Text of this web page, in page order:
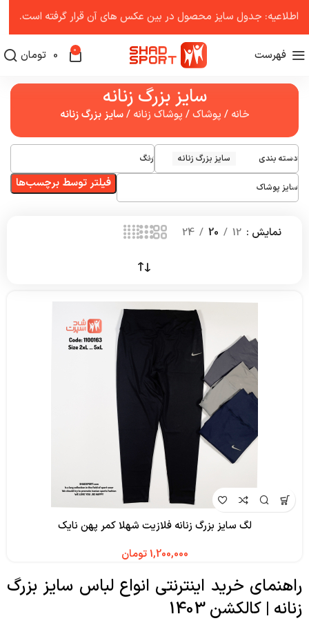
فهرست 0
0 تومان
سایز بزرگ زنانه
خانه / پوشاک/ پوشاک زنانه /سایز بزرگ زنانه
دسته بندی سایز بزرگ زنانه رنگ
سایز پوشاک فیلتر توسط برچسب‌ها
نمایش 12
20
24
لگ سایز بزرگ زنانه فلازیت شهلا کمر پهن نایک
تومان
راهنمای خرید اینترنتی انواع لباس سایز بزرگ
زنانه | کالکشن 1403
اطلاعیه: جدول سایز محصول در بین عکس ‌های آن قرار گرفته است.